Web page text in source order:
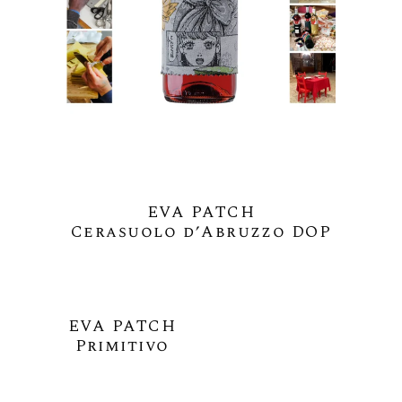
EVA PATCH
Cerasuolo d’Abruzzo DOP
EVA PATCH
Primitivo